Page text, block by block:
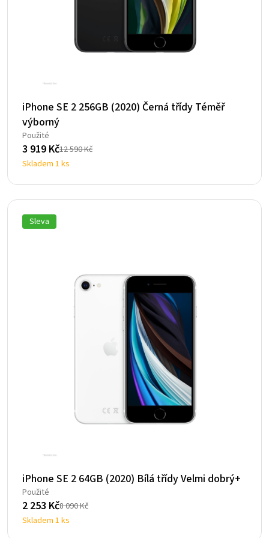
iPhone SE 2 256GB (2020) Černá třídy Téměř
výborný
Použité
12 590Kč
Původní
cena
byla:
12
590 Kč.
3 919 Kč
Aktuální
cena
je:
3
919 Kč.
Skladem 1 ks
Sleva
iPhone SE 2 64GB (2020) Bílá třídy Velmi dobrý+
Použité
8 090Kč
Původní
cena
2 253 Kč
Aktuální
cena
Skladem 1 ks